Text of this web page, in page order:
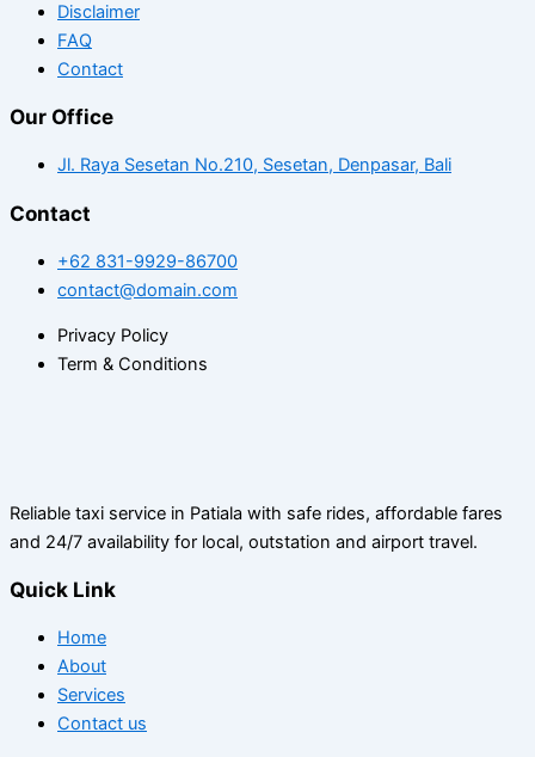
Disclaimer
FAQ
Contact
Our Office
Jl. Raya Sesetan No.210, Sesetan, Denpasar, Bali
Contact
+62 831-9929-86700
contact@domain.com
Privacy Policy
Term & Conditions
Reliable taxi service in Patiala with safe rides, affordable fares
and 24/7 availability for local, outstation and airport travel.
Quick Link
Home
About
Services
Contact us